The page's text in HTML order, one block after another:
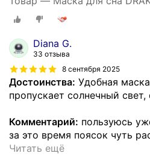
Diana G.
33 отзыва
8 сентября 2025
Достоинства: Удобная
пропускает солнечный свет,
Комментарий: пользуюсь
за это время поясок чуть
Читать ещё